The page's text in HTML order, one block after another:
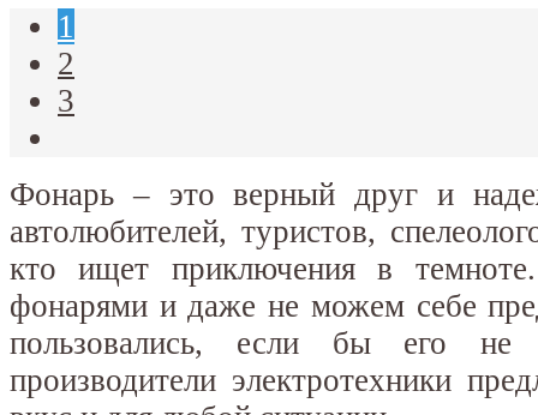
1
2
3
Фонарь – это верный друг и
автолюбителей, туристов,
кто ищет приключения в
фонарями и даже не можем себе
пользовались, если бы его
производители электротехники